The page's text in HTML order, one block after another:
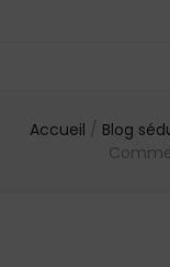
Accueil / Blog